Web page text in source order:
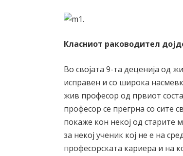
Класниот раководител
Во својата 9-та деценија од
исправен и со широка
жив професор од првиот
професор се прегрна со сите
покаже кон некој од старите
за некој ученик кој не е на
професорската кариера и на